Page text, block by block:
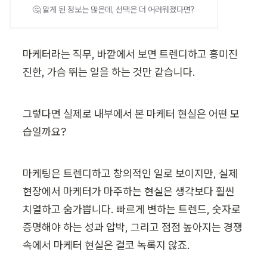
🤔 알게 된 정보는 많은데, 선택은 더 어려워졌다면?
마케터라는 직무, 바깥에서 보면 트렌디하고 흥미진
진한, 가슴 뛰는 일을 하는 것만 같습니다.
그렇다면 실제로 내부에서 본 마케터 현실은 어떤 모
습일까요?
마케팅은 트렌디하고 창의적인 일로 보이지만, 실제
현장에서 마케터가 마주하는 현실은 생각보다 훨씬
치열하고 숨가쁩니다. 빠르게 변하는 트렌드, 숫자로
증명해야 하는 성과 압박, 그리고 점점 높아지는 경쟁
속에서 마케터 현실은 결코 녹록지 않죠.